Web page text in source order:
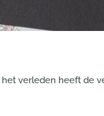
verleden heeft de